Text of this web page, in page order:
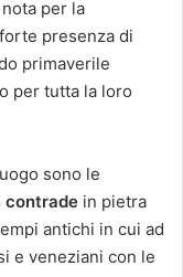
per la
presenza di
primaverile
per tutta la loro
sono le
contrade in pietra
antichi in cui ad
e veneziani con le